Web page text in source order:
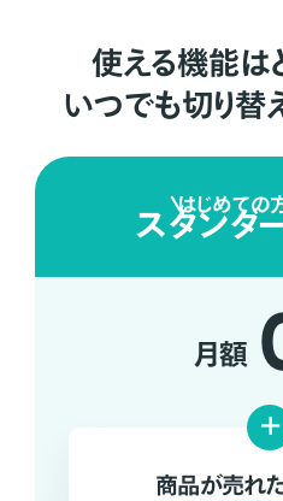
使える機能は
いつでも切り替
はじめての
スタンダ
月額
+
商品が売れ